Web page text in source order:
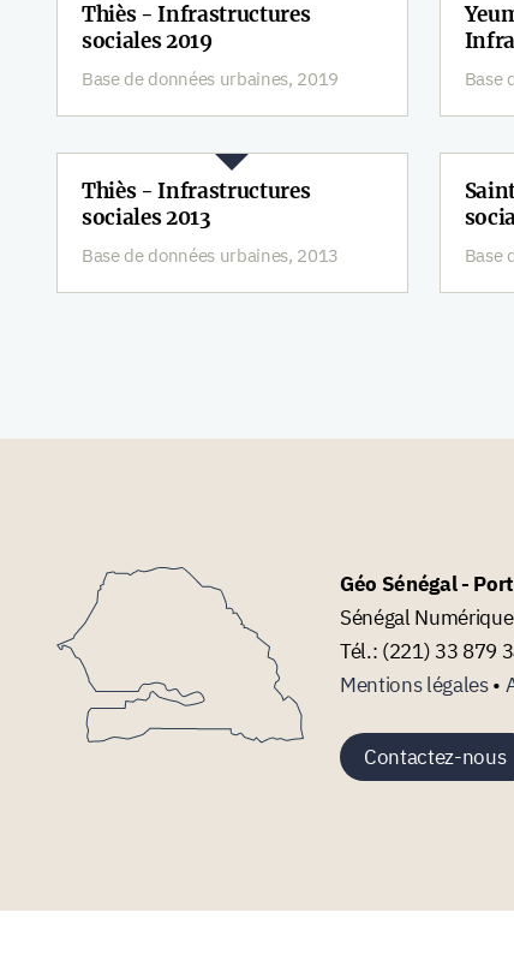
Thiès - Infrastructures
sociales 2019
Base de données urbaines, 2019 Base
Thiès - Infrastructures
sociales 2013
Base de données urbaines, 2013 Base
Géo Sénégal -
Sénégal
Tél.: (221) 33 879
Mentions légales•
Contactez-nous